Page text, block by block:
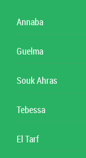
Annaba
Guelma
Souk Ahras
Tebessa
El Tarf